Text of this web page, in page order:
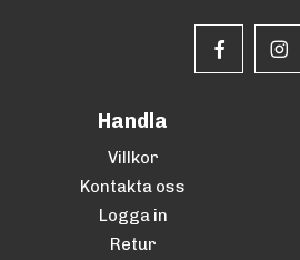
Handla
Villkor
Kontakta oss
Logga in
Retur